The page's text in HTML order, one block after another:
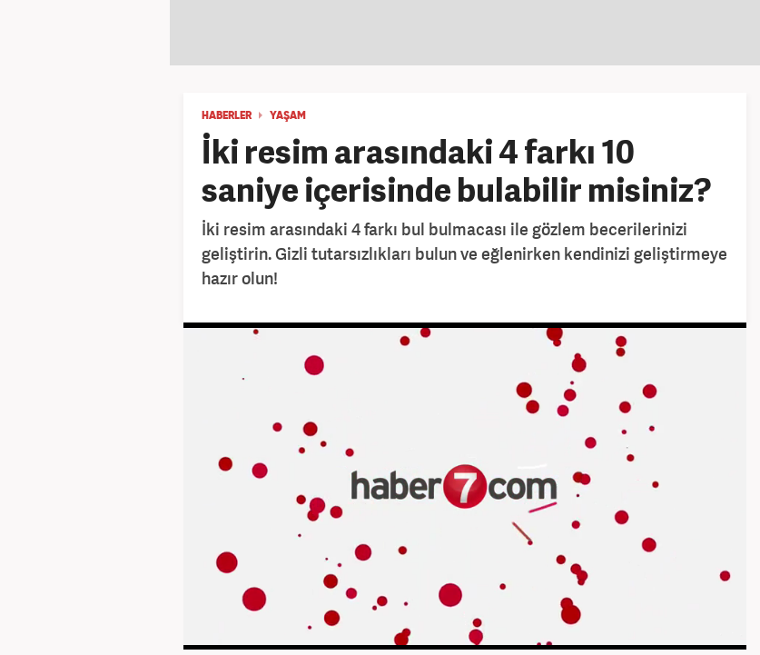
HABERLER YAŞAM
İki resim arasındaki 4 farkı 10
saniye içerisinde bulabilir misiniz?
İki resim arasındaki 4 farkı bul bulmacası ile gözlem becerilerinizi
geliştirin. Gizli tutarsızlıkları bulun ve eğlenirken kendinizi geliştirmeye
hazır olun!